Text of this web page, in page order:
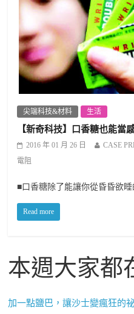
尖端科技&材料 生活
【新奇科技】口香糖也能當
2016 年 01 月 26 日 CASE
電阻
■口香糖除了能讓你從昏昏欲
Read more
本週大家都
加一點鹽巴，讓沙士變瘋狂的